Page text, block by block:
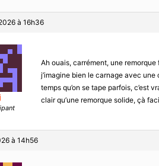
à 16h36
Ah ouais, carrément, une
j’imagine bien le carnage avec
temps qu’on se tape parfois, c’est
clair qu’une remorque solide, çà
à 14h56